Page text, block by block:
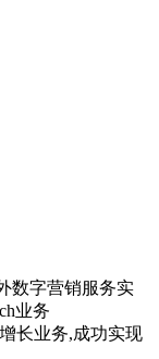
数字营销服务实
业务
长业务,成功实现